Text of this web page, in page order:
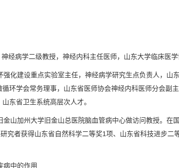
经病学二级教授，神经内科主任医师，山东大学临床医学
化建设重点实验室主任，神经病学研究生点负责人，山
环学会常务理事，山东省医师协会神经内科医师分会副
东省卫生系统高层次人才。
山加州大学旧金山总医院脑血管病中心做访问教授。在
究者获得山东省自然科学二等奖1项、山东省科技进步
中的作用